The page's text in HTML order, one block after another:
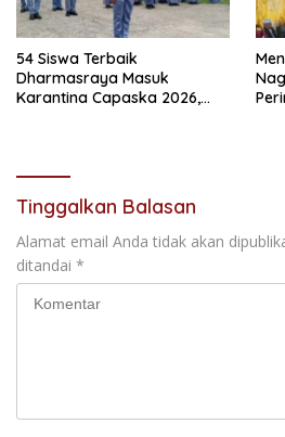
54 Siswa Terbaik
Dharmasraya Masuk
Karantina Capaska 2026,
Tinggalkan Balasan
Alamat email Anda tidak akan
ditandai *